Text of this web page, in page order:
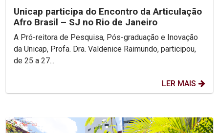
Unicap participa do Encontro da Articulação
Afro Brasil – SJ no Rio de Janeiro
A Pró-reitora de Pesquisa, Pós-graduação e Inovação
da Unicap, Profa. Dra. Valdenice Raimundo, participou,
de 25 a 27...
LER MAIS